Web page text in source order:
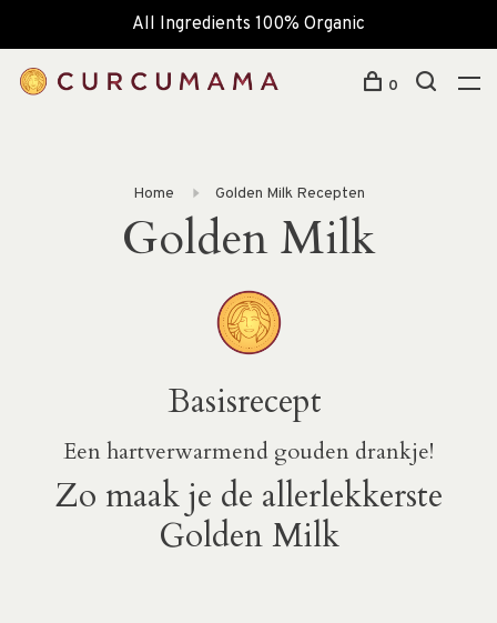
All Ingredients 100% Organic
0
Home Golden Milk Recepten
Golden Milk
Basisrecept
Een hartverwarmend gouden drankje!
Zo maak je de allerlekkerste
Golden Milk